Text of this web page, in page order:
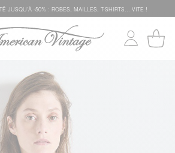
JUSQU'À -50% : ROBES, MAILLES, T-SHIRTS... VITE !